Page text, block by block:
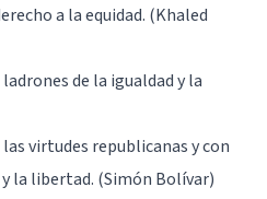
a la equidad. (Khaled
de la igualdad y la
virtudes republicanas y con
la libertad. (Simón Bolívar)